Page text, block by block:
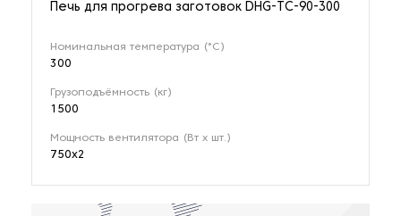
Печь для прогрева заготовок DHG-TC-90-300
Номинальная температура (°C)
300
Грузоподъёмность (кг)
1500
Мощность вентилятора (Вт x шт.)
750х2